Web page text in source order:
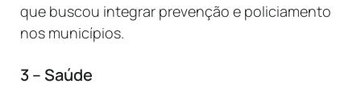
que buscou integrar prevenção e policiamento
nos municípios.
3 – Saúde